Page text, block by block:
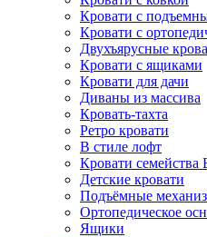
Кровати с
Кровати с
Двухъярусные
Кровати с ящиками
Кровати для дачи
Диваны из массива
Кровать-тахта
Ретро кровати
В стиле лофт
Кровати семейства
Детские кровати
Подъёмные
Ортопедическое
Ящики